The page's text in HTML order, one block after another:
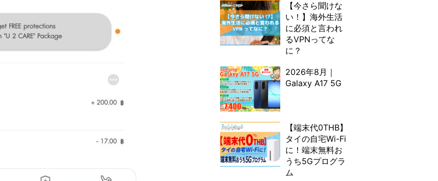
【今さら聞けな
い！】海外生活
に必須と言われ
るVPNってな
に？
2026年8月｜
Galaxy A17 5G
【端末代0THB】
タイの自宅Wi-Fi
に！端末無料お
うち5Gプログラ
ム